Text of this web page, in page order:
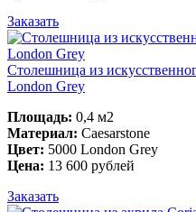
Заказать
Столешница из
London Grey
Площадь: 0,4 м2
Материал: Caesarstone
Цвет: 5000 London Grey
Цена: 13 600 рублей
Заказать